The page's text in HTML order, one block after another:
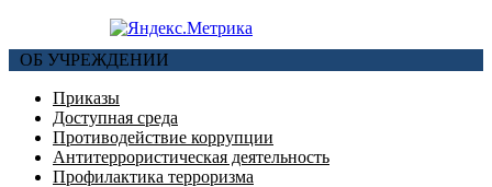
ОБ УЧРЕЖДЕНИИ
Приказы
Доступная среда
Противодействие коррупции
Антитеррористическая деятельность
Профилактика терроризма